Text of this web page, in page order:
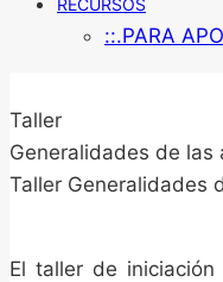
RECURSOS
::.PARA
Taller
Generalidades de las
Taller Generalidades
El taller de